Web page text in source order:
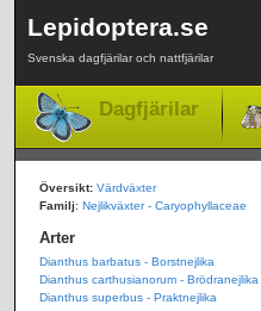
Lepidoptera.se
Svenska dagfjärilar och nattfjärilar
Dagfjärilar
Översikt: Värdväxter
Familj: Nejlikväxter - Caryophyllaceae
Arter
Dianthus barbatus - Borstnejlika
Dianthus carthusianorum - Brödranejlika
Dianthus superbus - Praktnejlika